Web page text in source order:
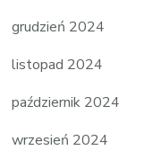
grudzień 2024
listopad 2024
październik 2024
wrzesień 2024